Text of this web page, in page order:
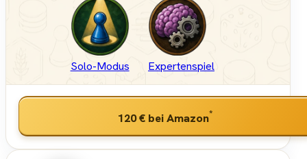
Solo-Modus Expertenspiel
120 €bei Amazon*